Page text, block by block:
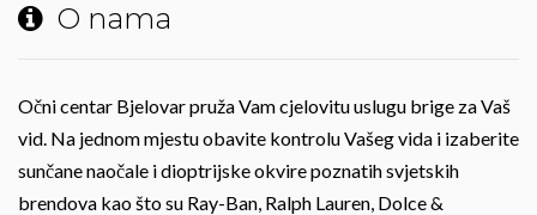
O nama
Očni centar Bjelovar pruža Vam cjelovitu uslugu brige za Vaš
vid. Na jednom mjestu obavite kontrolu Vašeg vida i izaberite
sunčane naočale i dioptrijske okvire poznatih svjetskih
brendova kao što su Ray-Ban, Ralph Lauren, Dolce &